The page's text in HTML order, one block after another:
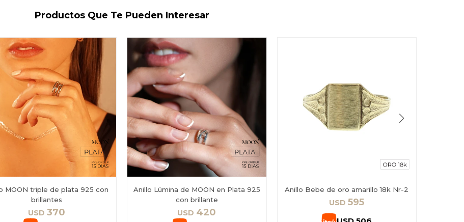
Productos Que Te Pueden Interesar
MOON triple de plata 925 con
brillantes
USD 370
Anillo Lúmina de MOON en Plata 925
con brillante
USD 420
Anillo Bebe de oro amarillo 18k Nr-2
USD 595